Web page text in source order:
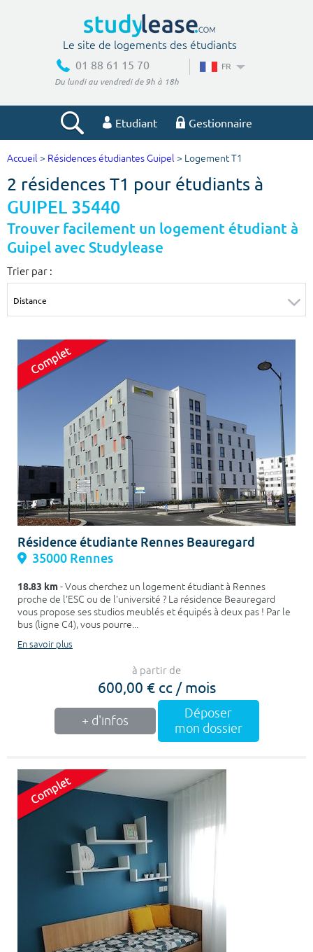
Le site de logements des étudiants
01 88 61 15 70
Du lundi au vendredi de 9h à 18h
FR
Etudiant Gestionnaire
Votre recherche
Ville, école
Type de location
Colocation
Votre date d'entrée
Chercher
Accueil > Résidences étudiantes Guipel > Logement T1
2 résidences T1 pour étudiants à
GUIPEL 35440
Trouver facilement un logement étudiant à
Guipel avec Studylease
Trier par :
Résidence étudiante Rennes Beauregard
35000 Rennes
18.83 km- Vous cherchez un logement étudiant à Rennes
proche de l'ESC ou de l'université ? La résidence Beauregard
vous propose ses studios meublés et équipés à deux pas ! Par le
bus (ligne C4), vous pourre...
En savoir plus
à partir de
600,00 € cc / mois
+ d'infos
Déposer
mon dossier